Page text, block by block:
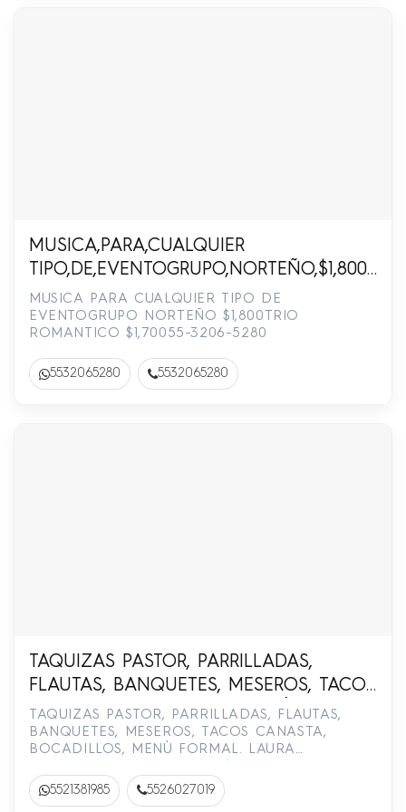
MUSICA,PARA,CUALQUIER
3206-5280
MUSICA PARA CUALQUIER TIPO DE
EVENTOGRUPO NORTEÑO $1,800TRIO
ROMANTICO $1,70055-3206-5280
5532065280 5532065280
TAQUIZAS PASTOR, PARRILLADAS,
FLAUTAS, BANQUETES, MESEROS, TACOS
CANASTA, BOCADILLOS, MENÙ FORMAL.
LAURA VILLARREAL 55-2602-7019 / 55-
2138-1985
TAQUIZAS PASTOR, PARRILLADAS, FLAUTAS,
BANQUETES, MESEROS, TACOS CANASTA,
BOCADILLOS, MENÙ FORMAL. LAURA
5521381985 5526027019